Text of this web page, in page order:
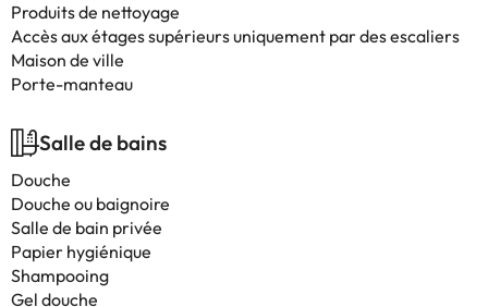
Produits de nettoyage
Accès aux étages supérieurs uniquement par des escaliers
Maison de ville
Porte-manteau
Salle de bains
Douche
Douche ou baignoire
Salle de bain privée
Papier hygiénique
Shampooing
Gel douche